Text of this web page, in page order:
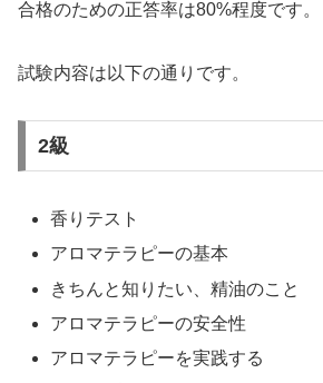
合格のための正答率は80%程度です。
試験内容は以下の通りです。
2級
香りテスト
アロマテラピーの基本
きちんと知りたい、精油のこと
アロマテラピーの安全性
アロマテラピーを実践する